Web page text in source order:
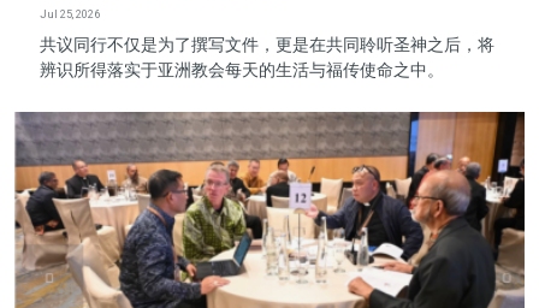
Jul 25, 2026
共议同行不仅是为了撰写文件，更是在共同聆听圣神之后，将
辨识所得落实于亚洲教会每天的生活与福传使命之中。